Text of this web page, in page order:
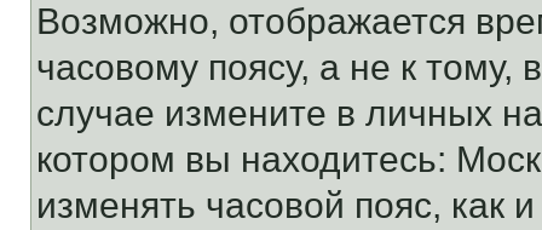
Возможно, отображается
часовому поясу, а не к тому,
случае измените в личных
котором вы находитесь:
изменять часовой пояс, как